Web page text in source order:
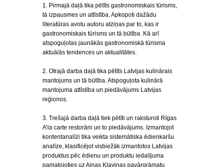
1. Pirmajā daļā tika pētīts gastronomiskais tūrisms,
tā izpausmes un attīstība. Apkopoti dažādu
literatūras avotu autoru atziņas par to, kas ir
gastronomiskais tūrisms un tā būtība. Kā arī
atspoguļotas jaunākās gastronomiskā tūrisma
aktuālās tendences un aktualitātes.
2. Otrajā darba daļā tika pētīts Latvijas kulinārais
mantojums un tā būtība. Atspoguļota kulinārā
mantojuma attīstība un piedāvājums Latvijas
reģionos.
3. Trešajā darba daļā tiek pētīti un raksturoti Rīgas
A’la carte restorāni un to piedāvājums. Izmantojot
kontentanalīzi tika veikta sistemātiska ēdienkaršu
analīze, klasificējot visbiežāk izmantotos Latvijas
produktus pēc ēdienu un produktu iedalījuma
pamatojoties uz Ainas Kļaviņas pavārgrāmatu